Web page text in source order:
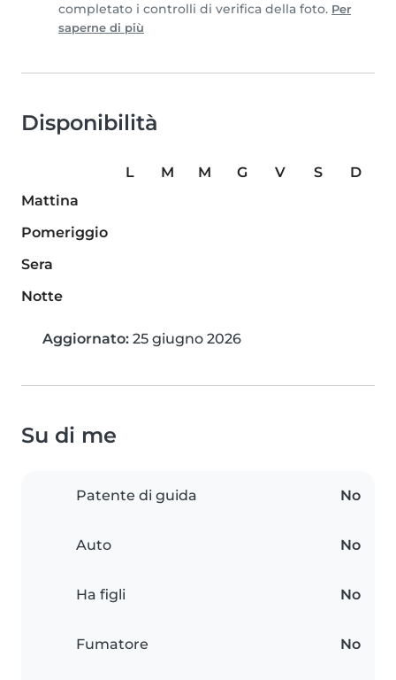
completato i controlli di verifica della foto. Per
saperne di più
Disponibilità
L M M G V S
D
Mattina
Pomeriggio
Sera
Notte
Aggiornato: 25 giugno 2026
Su di me
Patente di guida No
Auto No
Ha figli No
Fumatore No